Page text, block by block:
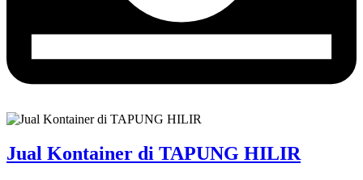
Jual Kontainer di TAPUNG HILIR